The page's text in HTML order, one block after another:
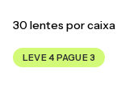
30lentes por caixa
LEVE 4 PAGUE 3